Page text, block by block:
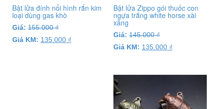
Bật lửa đính nổi hình rắn kim
loại dùng gas khò
Giá: 155.000₫
Giá KM: 135.000 ₫
Bật lửa Zippo gói thuốc con
ngựa trắng white horse xài
xăng
Giá: 145.000₫
Giá KM: 135.000 ₫